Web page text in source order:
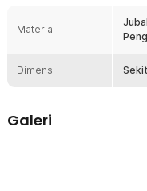
Anda membutuhkan jubah
untuk melindungi pakaian
dirancang tahan air untuk
Fitur
Material
Dimensi
Galeri